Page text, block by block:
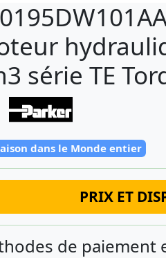
série TE
dans le Monde entier
PRIX ET
de paiement